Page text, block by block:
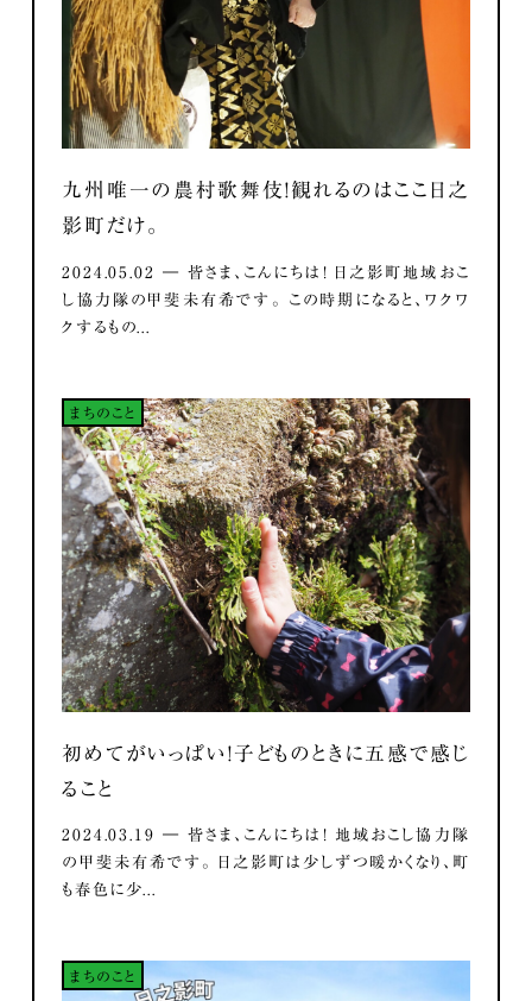
九州唯一の農村歌舞伎！観れるのはここ日之
影町だけ。
2024.05.02 ― 皆さま、こんにちは！ 日之影町地域おこ
し協力隊の甲斐未有希です。 この時期になると、ワクワ
クするもの...
まちのこと
初めてがいっぱい！子どものときに五感で感じ
ること
2024.03.19 ― 皆さま、こんにちは！ 地域おこし協力隊
の甲斐未有希です。 日之影町は少しずつ暖かくなり、町
も春色に少...
まちのこと